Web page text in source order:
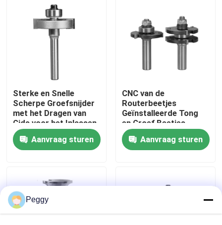
Fabrieksreis
Kwaliteitscontrole
Contacteer ons
Verzoek om een Citaat
Het Beetje van de profielrouter
Sterke en Snelle
Scherpe Groefsnijder
met het Dragen van
Gids voor het Inlassen
van Triplex
Aanvraag sturen
CNC van de
Routerbeetjes
Geïnstalleerde Tong
en Groef Beetjes
Aanvraag sturen
Peggy